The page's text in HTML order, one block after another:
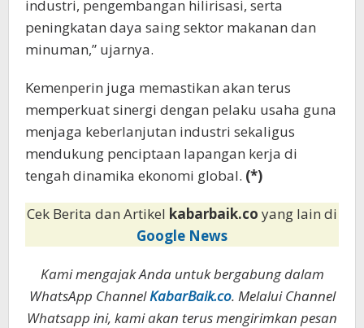
industri, pengembangan hilirisasi, serta
peningkatan daya saing sektor makanan dan
minuman,” ujarnya.
Kemenperin juga memastikan akan terus
memperkuat sinergi dengan pelaku usaha guna
menjaga keberlanjutan industri sekaligus
mendukung penciptaan lapangan kerja di
tengah dinamika ekonomi global. (*)
Cek Berita dan Artikel kabarbaik.co yang lain di
Google News
Kami mengajak Anda untuk bergabung dalam
WhatsApp ChannelKabarBaik.co. Melalui Channel
Whatsapp ini, kami akan terus mengirimkan pesan